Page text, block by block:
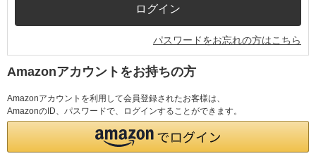
パスワードをお忘れの方はこちら
Amazonアカウントをお持ちの方
Amazonアカウントを利用して会員登録されたお客様は、
AmazonのID、パスワードで、ログインすることができます。